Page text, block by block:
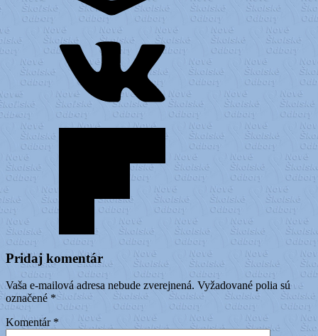
Pridaj komentár
Vaša e-mailová adresa nebude zverejnená. Vyžadované polia sú
označené *
Komentár *